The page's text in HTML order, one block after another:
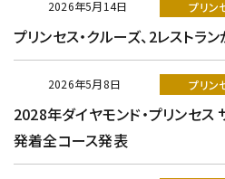
2026年5月14日 プリン
プリンセス・クルーズ、2レストラ
2026年5月8日 プリン
2028年ダイヤモンド・プリンセス
発着全コース発表